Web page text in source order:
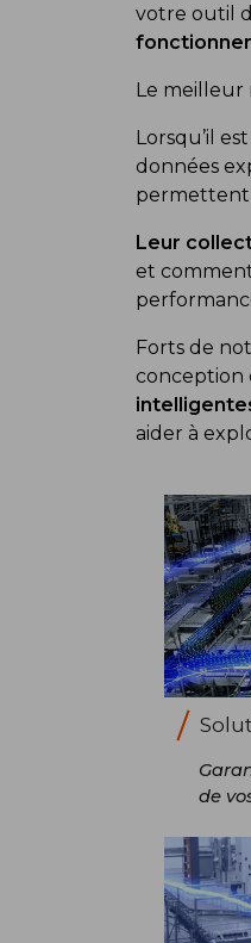
votre outil
Le meilleur
Lorsqu’il
données
permettent
Leur
et
Forts de
conception
aider à
de